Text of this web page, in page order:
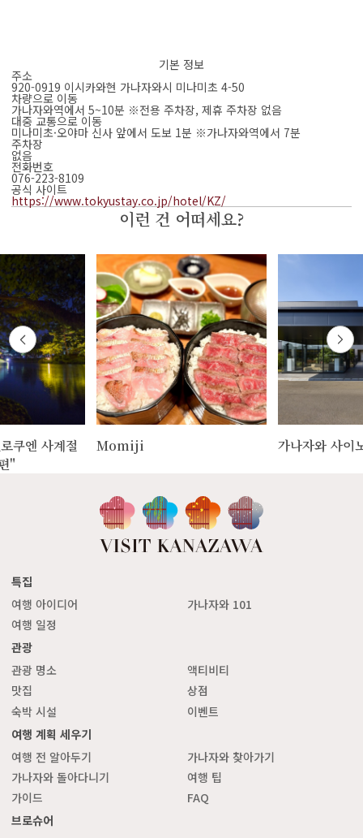
기본 정보
주소
920-0919 이시카와현 가나자와시 미나미초 4-50
차량으로 이동
가나자와역에서 5~10분 ※전용 주차장, 제휴 주차장 없음
대중 교통으로 이동
미나미초·오야마 신사 앞에서 도보 1분 ※가나자와역에서 7분
주차장
없음
전화번호
076-223-8109
공식 사이트
https://www.tokyustay.co.jp/hotel/KZ/
이런 건 어떠세요?
쿠엔 사계절
"
Momiji 가나자와 사이
특집
여행 아이디어
가나자와 101
여행 일정
관광
관광 명소
액티비티
맛집
상점
숙박 시설
이벤트
여행 계획 세우기
여행 전 알아두기
가나자와 찾아가기
가나자와 돌아다니기
여행 팁
가이드
FAQ
브로슈어